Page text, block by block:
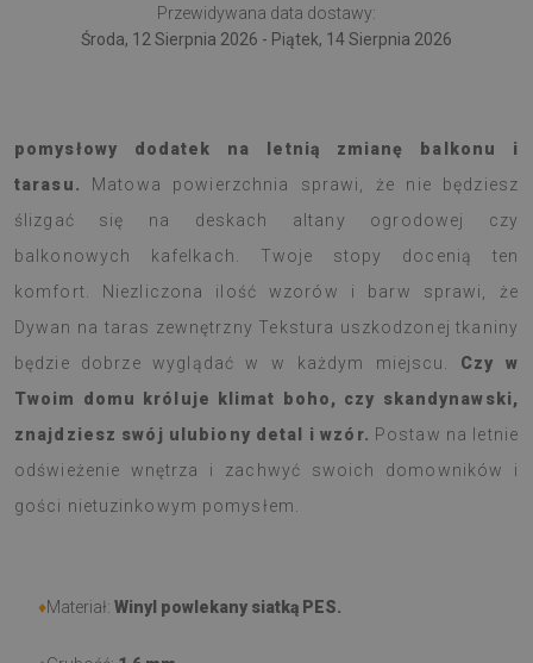
Przewidywana data dostawy:
Środa, 12 Sierpnia 2026 - Piątek, 14 Sierpnia 2026
pomysłowy dodatek na letnią zmianę balkonu i
tarasu.
Matowa powierzchnia sprawi, że nie będziesz
ślizgać się na deskach altany ogrodowej czy
balkonowych kafelkach. Twoje stopy docenią ten
komfort. Niezliczona ilość wzorów i barw sprawi, że
Dywan na taras zewnętrzny Tekstura uszkodzonej tkaniny
będzie dobrze wyglądać w w każdym miejscu.
Czy w
Twoim domu króluje klimat boho, czy skandynawski,
znajdziesz swój ulubiony detal i wzór. Postaw na letnie
odświeżenie wnętrza i zachwyć swoich domowników i
gości nietuzinkowym pomysłem.
♦Materiał: Winyl powlekany siatką PES.